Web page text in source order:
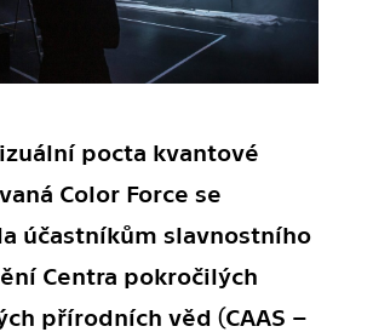
pocta kvantové
Color Force se
účastníkům slavnostního
Centra pokročilých
přírodních věd (CAAS –